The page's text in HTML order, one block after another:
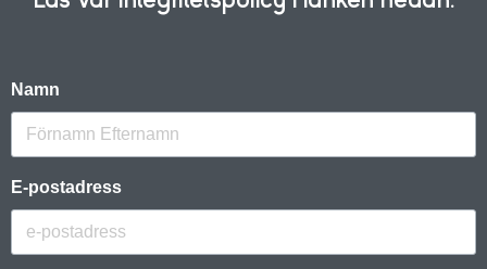
Namn
E-postadress